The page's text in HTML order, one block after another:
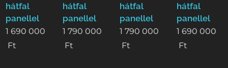
hátfal
panellel
1 690 000
Ft
hátfal
panellel
1 790 000
Ft
hátfal
panellel
1 790 000
Ft
hátfal
panellel
1 690 000
Ft